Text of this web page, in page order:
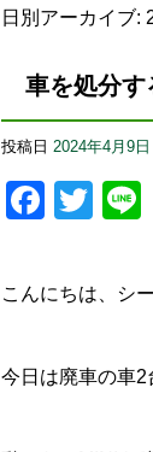
日別アーカイブ:
車を処分す
投稿日 2024年4月9日
こんにちは、シ
今日は廃車の車2